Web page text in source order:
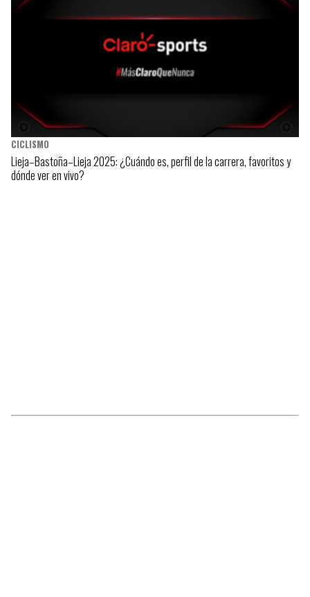
CICLISMO
Lieja–Bastoña–Lieja 2025: ¿Cuándo es, perfil de la carrera, favoritos y
dónde ver en vivo?